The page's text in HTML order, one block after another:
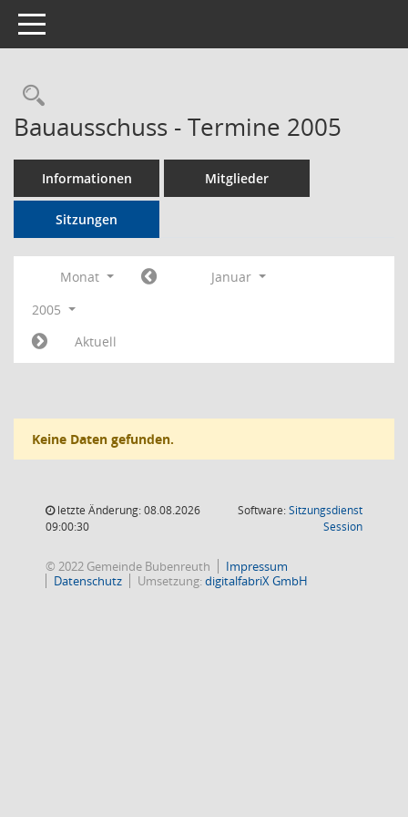
Toggle navigation
Rechercheauswahl
Bauausschuss - Termine 2005
Informationen Mitglieder
Sitzungen
Monat
Januar
2005
Aktuell
Keine Daten gefunden.
letzte Änderung: 08.08.2026
09:00:30
Software:Sitzungsdienst
Session(Wird in
© 2022 Gemeinde Bubenreuth
Impressum
Datenschutz
Umsetzung:digitalfabriX GmbH